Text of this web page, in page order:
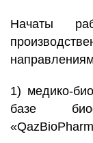
Начаты
1) медико-
базе